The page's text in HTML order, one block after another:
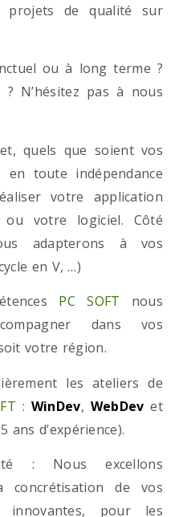
projets de qualité sur
ou à long terme ?
N’hésitez pas à nous
quels que soient vos
en toute indépendance
votre application
votre logiciel. Côté
adapterons à vos
en V, …)
PC SOFT nous
dans vos
votre région.
les ateliers de
: WinDev, WebDev et
ans d’expérience).
: Nous excellons
concrétisation de vos
pour les